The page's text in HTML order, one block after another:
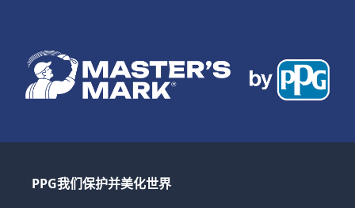
PPG我们保护并美化世界